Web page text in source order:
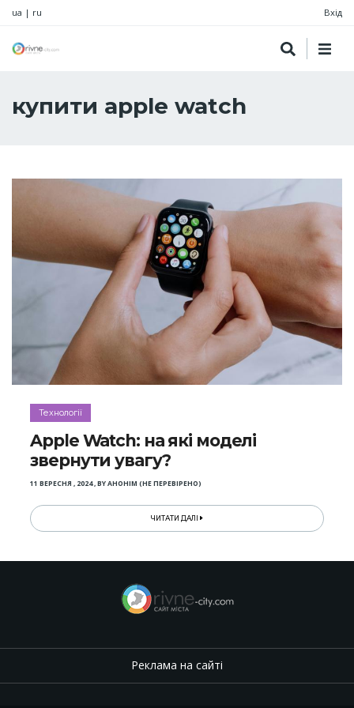
ua | ru Вхід
купити apple watch
Технології
Apple Watch: на які моделі
звернути увагу?
11 ВЕРЕСНЯ , 2024,BYАНОНІМ (НЕ ПЕРЕВІРЕНО)
ЧИТАТИ ДАЛІ
Реклама на сайті